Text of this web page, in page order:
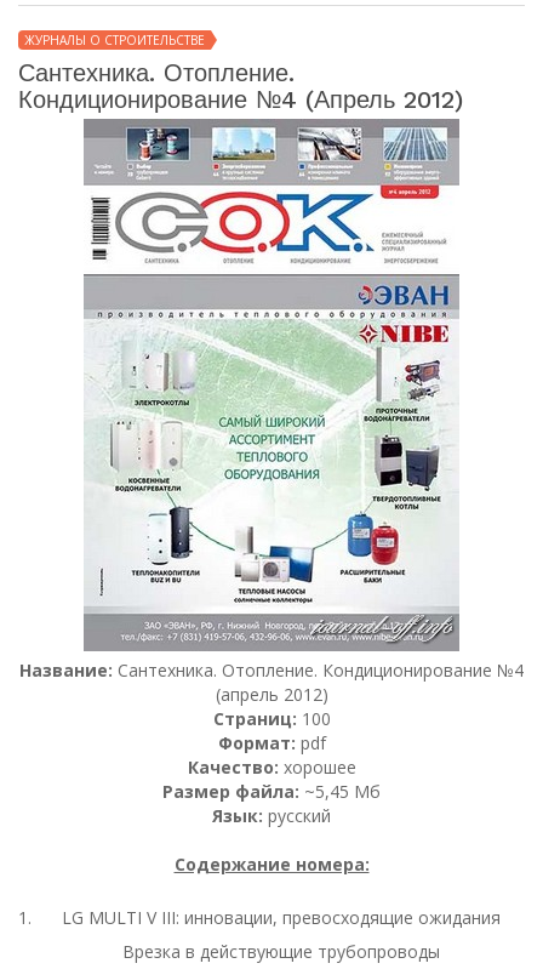
ЖУРНАЛЫ О СТРОИТЕЛЬСТВЕ
Сантехника. Отопление.
Кондиционирование №4 (апрель 2012)
Название: Сантехника. Отопление. Кондиционирование №4
(апрель 2012)
Страниц: 100
Формат: pdf
Качество: хорошее
Размер файла: ~5,45 Мб
Язык: русский
Содержание номера:
LG MULTI V III: инновации, превосходящие ожидания
Врезка в действующие трубопроводы